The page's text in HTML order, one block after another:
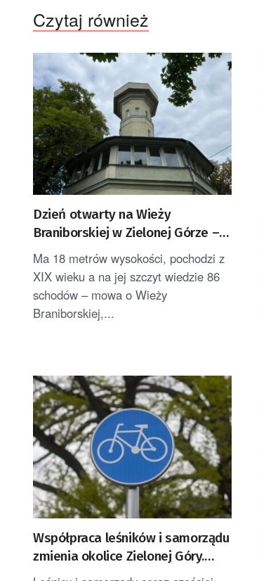
Czytaj również
Dzień otwarty na Wieży
Braniborskiej w Zielonej Górze –
po raz ostatni w tym roku
Ma 18 metrów wysokości, pochodzi z
XIX wieku a na jej szczyt wiedzie 86
schodów – mowa o Wieży
Braniborskiej,...
Współpraca leśników i samorządu
zmienia okolice Zielonej Góry.
Powstają nowe ścieżki rowerowe